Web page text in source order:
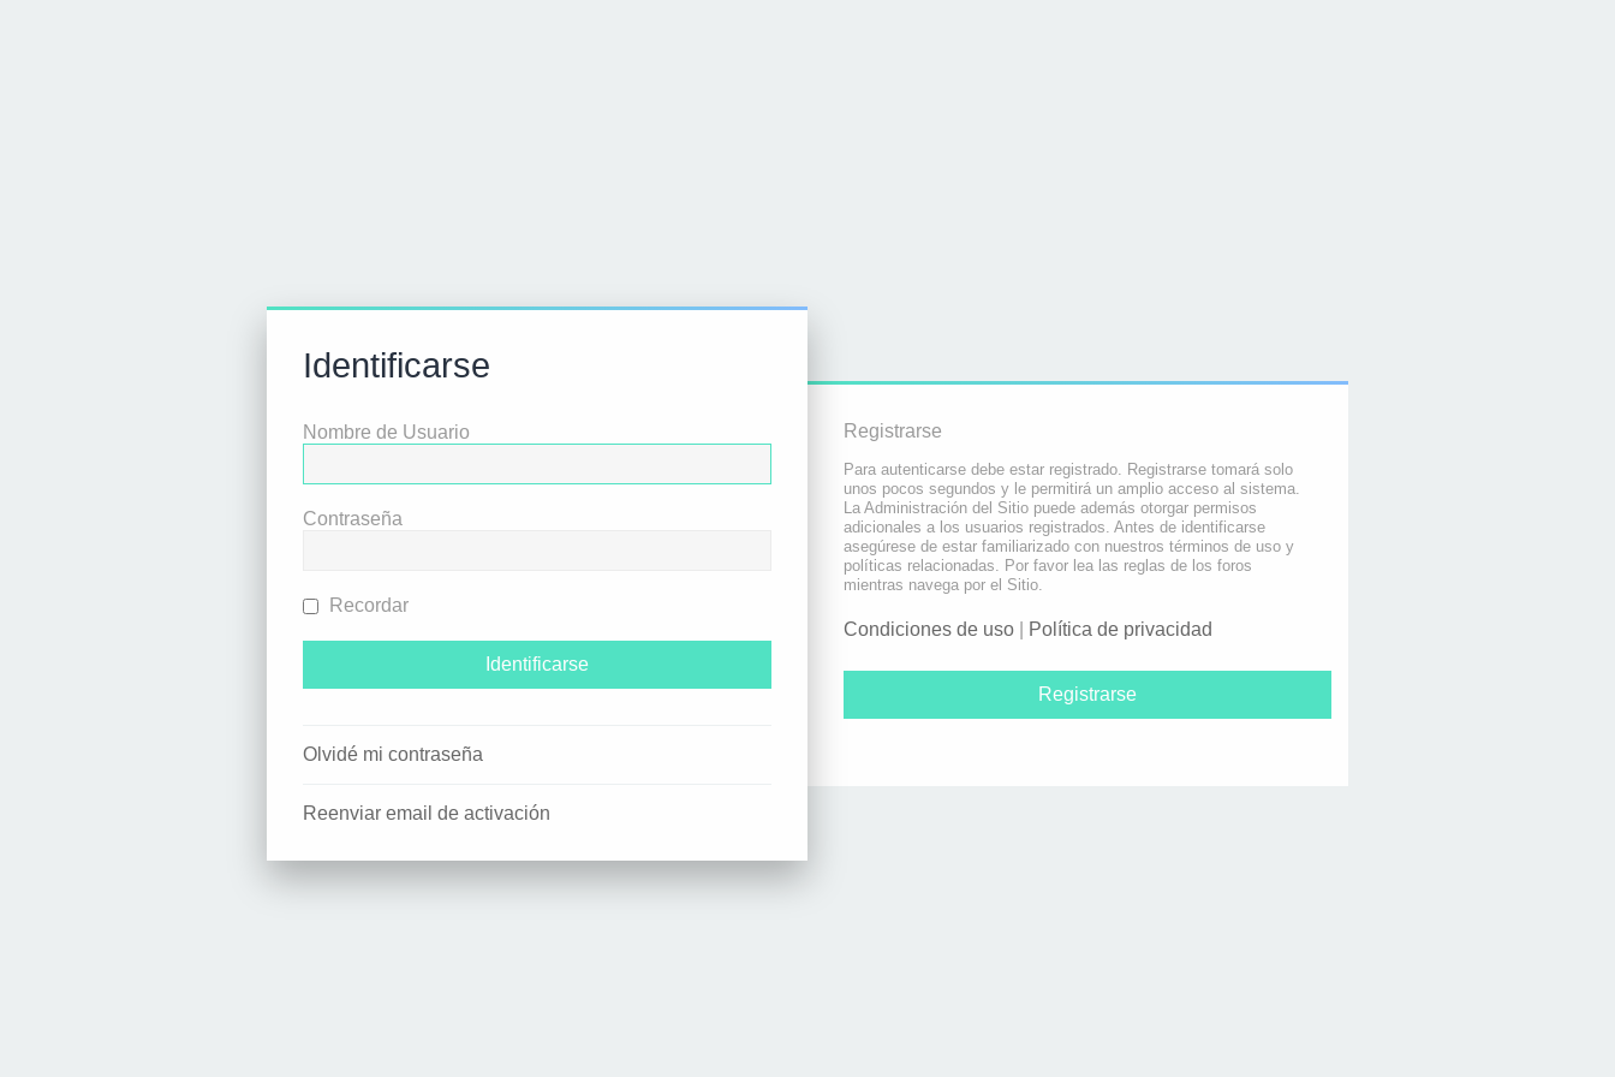
Identificarse
Nombre de Usuario
Contraseña
Recordar
Olvidé mi contraseña
Reenviar email de activación
Registrarse
Para autenticarse debe estar registrado. Registrarse tomará solo
unos pocos segundos y le permitirá un amplio acceso al sistema.
La Administración del Sitio puede además otorgar permisos
adicionales a los usuarios registrados. Antes de identificarse
asegúrese de estar familiarizado con nuestros términos de uso y
políticas relacionadas. Por favor lea las reglas de los foros
mientras navega por el Sitio.
Condiciones de uso Política de privacidad
Registrarse